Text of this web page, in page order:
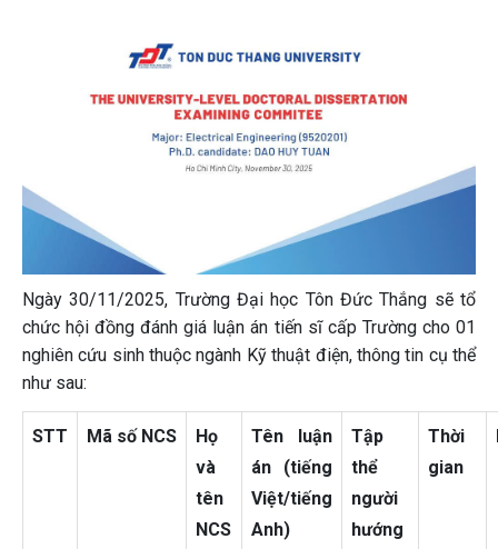
Ngày 30/11/2025, Trường Đại học Tôn Đức Thắng sẽ tổ
chức hội đồng đánh giá luận án tiến sĩ cấp Trường cho 01
nghiên cứu sinh thuộc ngành Kỹ thuật điện, thông tin cụ thể
như sau:
STT Mã số NCS
Họ
và
tên
NCS
Tên luận
án (tiếng
Việt/tiếng
Anh)
Tập
thể
người
hướng
Thời
gian